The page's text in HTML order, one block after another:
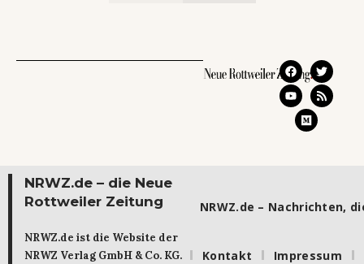
NRWZ.de – die Neue
Rottweiler Zeitung
NRWZ.de ist die Website der
NRWZ Verlag GmbH & Co. KG.
NRWZ.de – Nachrichten,
Kontakt Impressum